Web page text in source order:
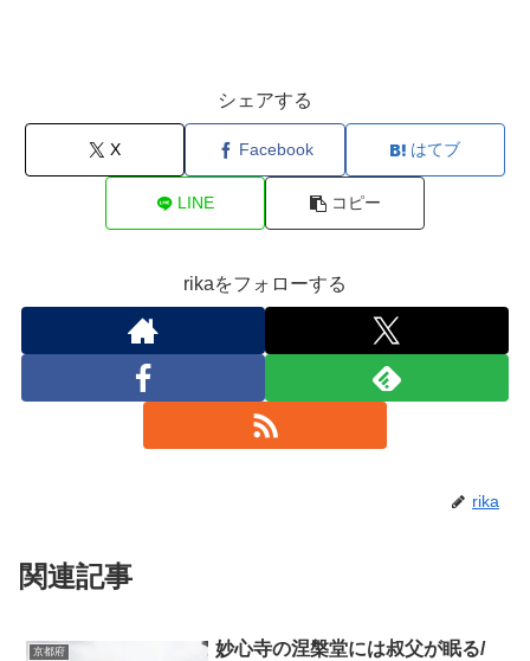
シェアする
X Facebook はてブ
LINE コピー
rikaをフォローする
rika
関連記事
京都府
妙心寺の涅槃堂には叔父が眠る/